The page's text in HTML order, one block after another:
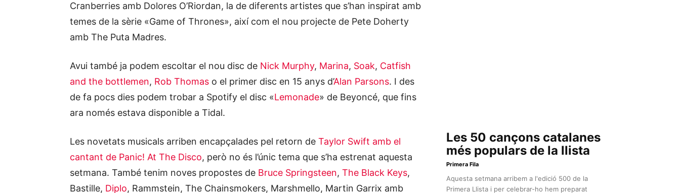
Cranberries amb Dolores O’Riordan, la de diferents artistes que s’han inspirat amb
temes de la sèrie «Game of Thrones», així com el nou projecte de Pete Doherty
amb The Puta Madres.
Avui també ja podem escoltar el nou disc de Nick Murphy, Marina, Soak, Catfish
and the bottlemen, Rob Thomas o el primer disc en 15 anys d’Alan Parsons. I des
de fa pocs dies podem trobar a Spotify el disc «Lemonade» de Beyoncé, que fins
ara només estava disponible a Tidal.
Les novetats musicals arriben encapçalades pel retorn de Taylor Swift amb el
cantant de Panic! At The Disco, però no és l’únic tema que s’ha estrenat aquesta
setmana. També tenim noves propostes de Bruce Springsteen, The Black Keys,
Bastille, Diplo, Rammstein, The Chainsmokers, Marshmello, Martin Garrix amb
Les 50 cançons catalanes
més populars de la llista
Primera Fila
Aquesta setmana arribem a l'edició 500 de la
Primera Llista i per celebrar-ho hem preparat